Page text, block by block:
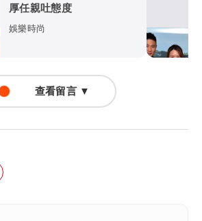
厚任親吐態度
娛樂時尚
查看留言 ▼